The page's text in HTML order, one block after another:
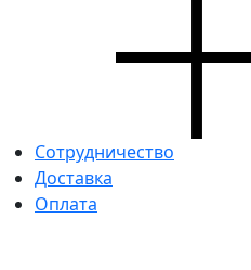
Сотрудничество
Доставка
Оплата